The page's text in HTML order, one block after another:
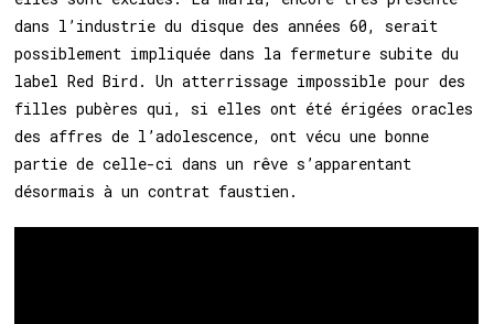
dans l’industrie du disque des années 60, serait
possiblement impliquée dans la fermeture subite du
label Red Bird. Un atterrissage impossible pour des
filles pubères qui, si elles ont été érigées oracles
des affres de l’adolescence, ont vécu une bonne
partie de celle-ci dans un rêve s’apparentant
désormais à un contrat faustien.